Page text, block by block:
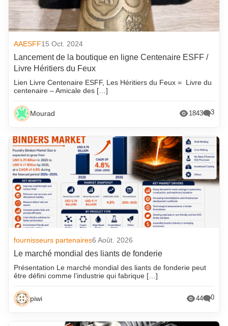
AAESFF15 Oct. 2024
Lancement de la boutique en ligne Centenaire ESFF /
Livre Héritiers du Feux
Lien Livre Centenaire ESFF, Les Héritiers du Feux = Livre du
centenaire – Amicale des […]
Mourad 1843 3
fournisseurs partenaires6 Août. 2026
Le marché mondial des liants de fonderie
Présentation Le marché mondial des liants de fonderie peut
être défini comme l’industrie qui fabrique […]
piwi 44 0